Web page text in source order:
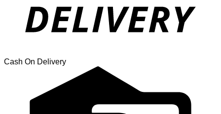
Cash On Delivery